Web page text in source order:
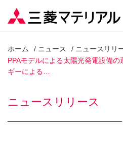
ホーム ニュース ニュースリリ
PPAモデルによる太陽光発電設備
ギーによる…
ニュースリリース